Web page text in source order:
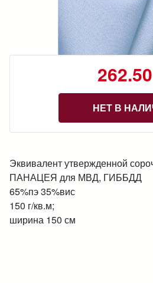
НЕТ В
Эквивалент утвержденной
ПАНАЦЕЯ для МВД, ГИББДД
65%пэ 35%вис
150 г/кв.м;
ширина 150 см